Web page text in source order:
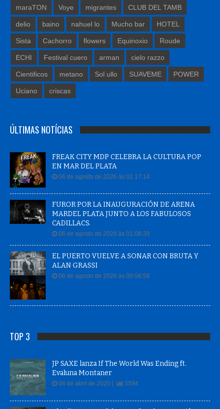
maraTON Voye migrantes CLUB DEL TAMB
delio baino nahuel lo Mucho bar HOTEL
Sista Cachorro flowers Equinoxio Roude
ECHI Festival cuero arman cielo razzo
Cientificos metano Sol ullo SUAVEME POWER
Uciano criscas
ÚLTIMAS NOTÍCIAS
FREAK CITY MDP CELEBRA LA CULTURA POP
EN MAR DEL PLATA
06 de agosto de 2026 às 01:17:14
FUROR POR LA INAUGURACIÓN DE ARENA
MARDEL PLATA JUNTO A LOS FABULOSOS
CADILLACS.
06 de agosto de 2026 às 01:08:39
EL PUERTO VUELVE A SONAR CON BRUTA Y
ALAN GRASSI
06 de agosto de 2026 às 00:56:58
TOP 3
JP SAXE lanza If The World Was Ending ft.
Evaluna Montaner
08 de abril de 2020 | 5594